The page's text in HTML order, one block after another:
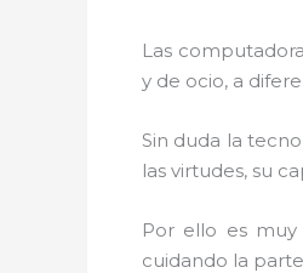
Las
y de ocio, a
Sin duda la
las virtudes, su
Por ello es
cuidando la